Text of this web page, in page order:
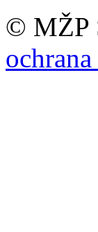
© MŽP